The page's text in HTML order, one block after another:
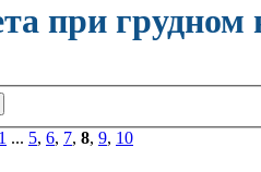
при
1 ... 5, 6, 7, 8, 9, 10